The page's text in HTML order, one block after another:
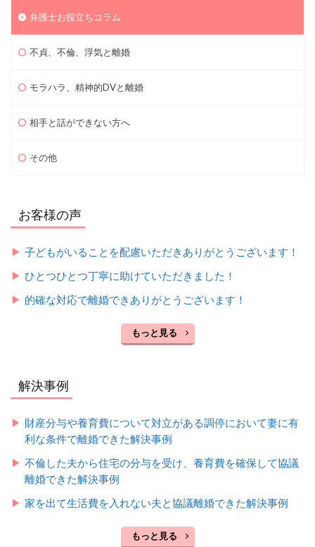
弁護士お役立ちコラム
不貞、不倫、浮気と離婚
モラハラ、精神的DVと離婚
相手と話ができない方へ
その他
お客様の声
子どもがいることを配慮いただきありがとうございます！
ひとつひとつ丁寧に助けていただきました！
的確な対応で離婚できありがとうございます！
もっと見る
解決事例
財産分与や養育費について対立がある調停において妻に有
利な条件で離婚できた解決事例
不倫した夫から住宅の分与を受け、養育費を確保して協議
離婚できた解決事例
家を出て生活費を入れない夫と協議離婚できた解決事例
もっと見る